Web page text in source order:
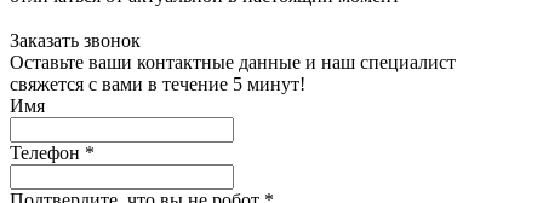
Заказать звонок
Оставьте ваши контактные данные и наш специалист
свяжется с вами в течение 5 минут!
Имя
Телефон *